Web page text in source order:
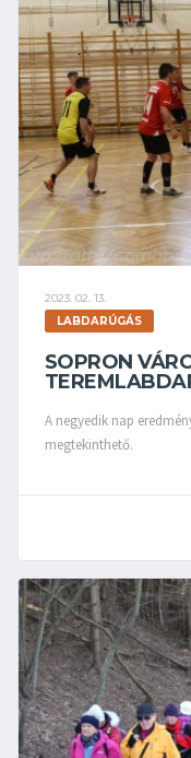
2023. 02. 13.
LABDARÚGÁS
SOPRON
A negyedik nap
megtekinthető.